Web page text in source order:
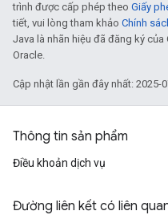
trình được cấp phép theo Giấy
tiết, vui lòng tham khảo Chính
Java là nhãn hiệu đã đăng ký
Oracle.
Cập nhật lần gần đây nhất: 2025-
Thông tin sản phẩm
Điều khoản dịch vụ
Đường liên kết có liên